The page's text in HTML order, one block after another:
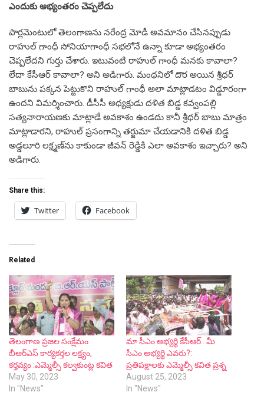
ఎందుకు అభ్యంతరం చెప్పలేదు
పార్లమెంటులో తెలంగాణను నరేంద్ర మోడీ అవమానం చేసినప్పుడు
రాహుల్ గాంధీ సోనియాగాంధీ సభలోనే ఉన్నా కూడా అభ్యంతరం
చెప్పలేదని గుర్తు చేశారు. ఇటువంటి రాహుల్ గాంధీ మనకు కావాలా?
లేదా కేసీఆర్ కావాలా? అని అడిగారు. మంథనిలో దొర అయిన శ్రీధర్
బాబును పక్కన పెట్టుకొని రాహుల్ గాంధీ అలా మాట్లాడటం విడ్డూరంగా
ఉందని విమర్శించారు. డీసీసీ అధ్యక్షుడు దళిత బిడ్డ కవ్వంపల్లి
సత్యనారాయణకు మాట్లాడే అవకాశం ఉండదు కానీ శ్రీధర్ బాబు మాత్రం
మాట్లాడారని, రాహుల్ ప్రసంగాన్ని తర్జుమా చేయడానికి దళిత బిడ్డ
అడ్డలూరి లక్ష్మణ్‌ను కాకుండా జీవన్ రెడ్డికి ఎలా అవకాశం ఇచ్చారు? అని
అడిగారు.
Share this:
Twitter Facebook
Related
తెలంగాణ ప్రజల సంక్షేమం
బీఆర్ఎస్ కార్యకర్తల లక్ష్యం,
కర్తవ్యం :ఎమ్మెల్సీ కల్వకుంట్ల కవిత
May 30, 2023
In "News"
మా సీఎం అభ్యర్థి కేసీఆర్.. మీ
సీఎం అభ్యర్థి ఎవరు?:
ప్రతిపక్షాలకు ఎమ్మెల్సీ కవిత ప్రశ్న
August 25, 2023
In "News"